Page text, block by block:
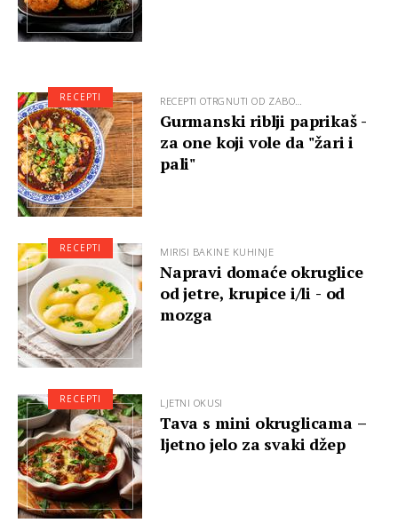
RECEPTI OTRGNUTI OD ZABO…
Gurmanski riblji paprikaš -
za one koji vole da "žari i
pali"
RECEPTI
MIRISI BAKINE KUHINJE
Napravi domaće okruglice
od jetre, krupice i/li - od
mozga
RECEPTI
LJETNI OKUSI
Tava s mini okruglicama –
ljetno jelo za svaki džep
RECEPTI